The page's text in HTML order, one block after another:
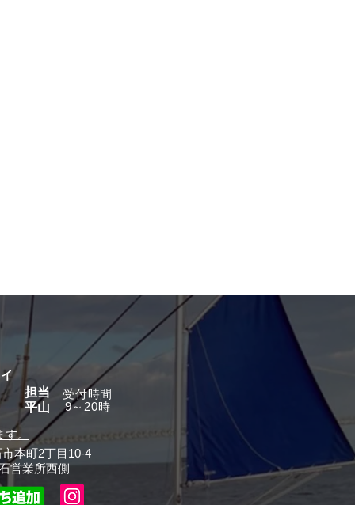
担当
平山
​受付時間
9～20時
。
本町2丁目10-4
営業所西側